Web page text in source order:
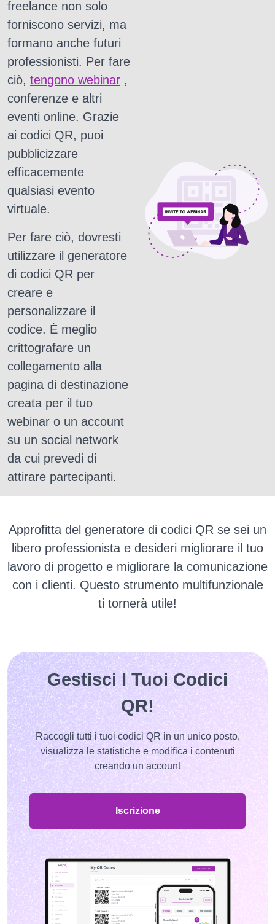
freelance non solo
forniscono servizi, ma
formano anche futuri
professionisti. Per fare
ciò, tengono webinar ,
conferenze e altri
eventi online. Grazie
ai codici QR, puoi
pubblicizzare
efficacemente
qualsiasi evento
virtuale.
Per fare ciò, dovresti
utilizzare il generatore
di codici QR per
creare e
personalizzare il
codice. È meglio
crittografare un
collegamento alla
pagina di destinazione
creata per il tuo
webinar o un account
su un social network
da cui prevedi di
attirare partecipanti.
Approfitta del generatore di codici QR se sei un
libero professionista e desideri migliorare il tuo
lavoro di progetto e migliorare la comunicazione
con i clienti. Questo strumento multifunzionale
ti tornerà utile!
Gestisci I Tuoi Codici
QR!
Raccogli tutti i tuoi codici QR in un unico posto,
visualizza le statistiche e modifica i contenuti
creando un account
Iscrizione